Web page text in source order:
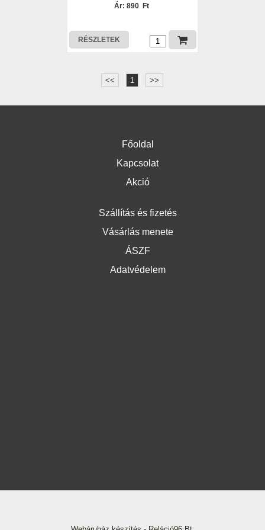
Ár: 890 Ft
RÉSZLETEK
<< 1 >>
Főoldal
Kapcsolat
Akció
Szállítás és fizetés
Vásárlás menete
ÁSZF
Adatvédelem